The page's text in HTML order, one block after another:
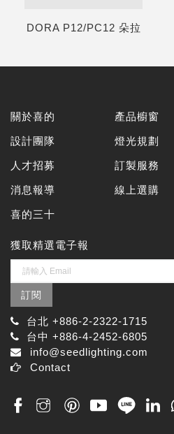
DORA P12/PC12 朵拉
關於喜的
設計團隊
人才招募
消息報導
喜的三十
產品櫥窗
燈光規劃
訂製服務
線上選購
獲取精選電子報
訂閱
台北 +886-2-2322-1715
台中 +886-4-2452-6805
info@seedlighting.com
Contact